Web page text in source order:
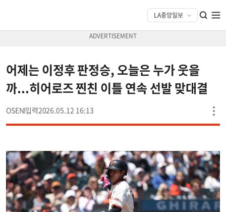
어제는 이정후 판정승, 오늘은 누가 웃을
까...히어로즈 찐친 이틀 연속 선발 맞대결
OSEN 2026.05.12 16:13